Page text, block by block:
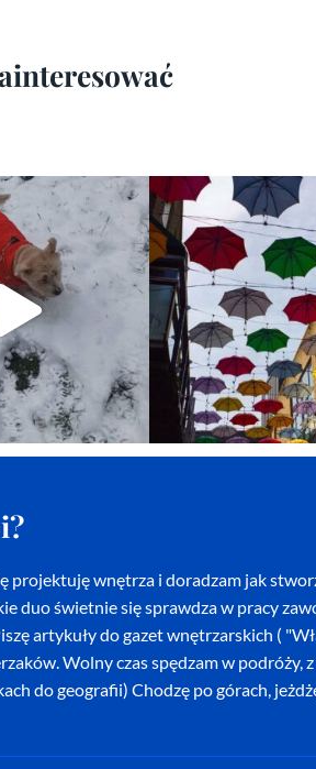
projektuję wnętrza i doradzam jak
duo świetnie się sprawdza w pracy
artykuły do gazet wnętrzarskich (
Wolny czas spędzam w
do geografii) Chodzę po górach,